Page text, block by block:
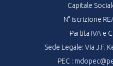
Capitale
N° iscrizione
Partita IVA e
Sede Legale: Via J.F.
PEC :